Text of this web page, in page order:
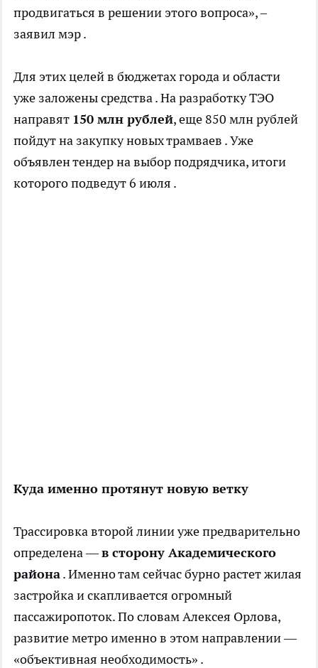
продвигаться в решении этого вопроса», –
заявил мэр .
Для этих целей в бюджетах города и области
уже заложены средства . На разработку ТЭО
направят 150 млн рублей, еще 850 млн рублей
пойдут на закупку новых трамваев . Уже
объявлен тендер на выбор подрядчика, итоги
которого подведут 6 июля .
Куда именно протянут новую ветку
Трассировка второй линии уже предварительно
определена —в сторону Академического
района. Именно там сейчас бурно растет жилая
застройка и скапливается огромный
пассажиропоток. По словам Алексея Орлова,
развитие метро именно в этом направлении —
«объективная необходимость» .